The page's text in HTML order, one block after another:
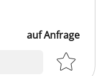
auf Anfrage